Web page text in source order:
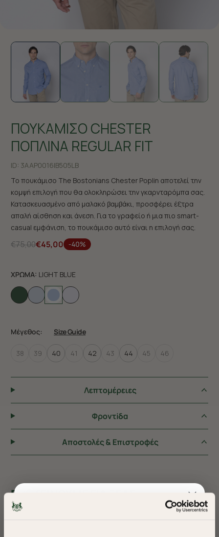
ΠΟΥΚΑΜΙΣΟ CHESTER
ΠΟΠΛΙΝΑ REGULAR FIT
ID: 3AAP0016|B505LB
Το πουκάμισο The Bostonians Chester Poplin αποτελεί την
κομψή επιλογή που θα ολοκληρώσει την γκαρνταρόμπα σας.
Κατασκευασμένο από μαλακό βαμβάκι, προσφέρει έξτρα
απαλή αίσθηση και άνεση. Για το γραφείο ή μια πιο smart-
casual εμφάνιση, το πουκάμισο αυτό είναι η επιλογή σας.
€75,00€45,00 -40%
ΧΡΩΜΑ: LIGHT BLUE
Μέγεθος: Size Guide
38 39 40 41 42 43 44 45 46
Λεπτομέρειες
Φροντiδα
Αποστολές & Επιστροφές
ΠΡΟΤΕΙΝΟΥΜΕ ΓΙΑ ΕΣΑΣ